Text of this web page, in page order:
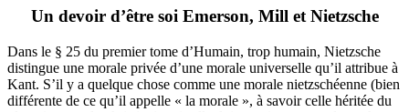
Un devoir d’être soi Emerson, Mill et Nietzsche
Dans le § 25 du premier tome d’Humain, trop humain, Nietzsche
distingue une morale privée d’une morale universelle qu’il attribue à
Kant. S’il y a quelque chose comme une morale nietzschéenne (bien
différente de ce qu’il appelle « la morale », à savoir celle héritée du